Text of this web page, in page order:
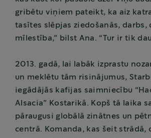
gribētu viņiem pateikt, ka aiz
tasītes slēpjas ziedošanās, darbs,
mīlestība,” bilst Ana. “Tur ir tik
2013. gadā, lai labāk izprastu
un meklētu tām risinājumus,
iegādājās kafijas saimniecību
Alsacia” Kostarikā. Kopš tā laika
pāraugusi globālā zinātnes un
centrā. Komanda, kas šeit strādā,